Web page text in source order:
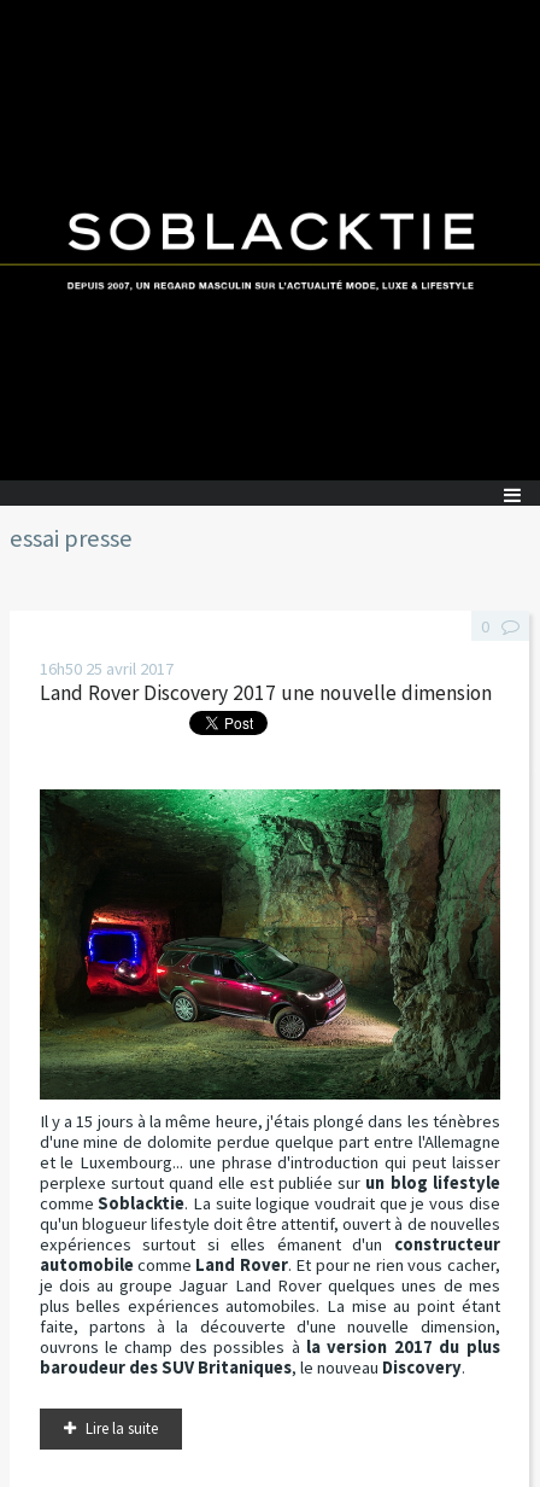
essai presse
16h50 25 avril 2017
Land Rover Discovery 2017 une nouvelle dimension
Il y a 15 jours à la même heure, j'étais plongé dans les ténèbres
d'une mine de dolomite perdue quelque part entre l'Allemagne
et le Luxembourg... une phrase d'introduction qui peut laisser
perplexe surtout quand elle est publiée sur un blog lifestyle
commeSoblacktie. La suite logique voudrait que je vous dise
qu'un blogueur lifestyle doit être attentif, ouvert à de nouvelles
expériences surtout si elles émanent d'un constructeur
automobilecomme Land Rover. Et pour ne rien vous cacher,
je dois au groupe Jaguar Land Rover quelques unes de mes
plus belles expériences automobiles. La mise au point étant
faite, partons à la découverte d'une nouvelle dimension,
ouvrons le champ des possibles à la version 2017 du plus
baroudeur des SUV Britaniques, le nouveau Discovery.
Lire la suite
0